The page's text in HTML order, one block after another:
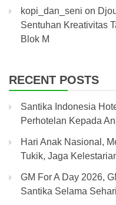
kopi_dan_seni on
Sentuhan Kreativitas
Blok M
RECENT POSTS
Santika Indonesia
Perhotelan Kepada
Hari Anak Nasional,
Tukik, Jaga
GM For A Day 2026,
Santika Selama Sehari